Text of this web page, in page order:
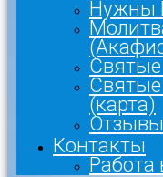
Нужны
Святые
Святые
(карта)
Отзывы
Контакты
Работа